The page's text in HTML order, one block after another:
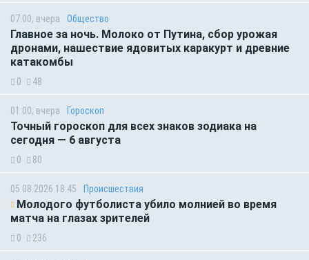
07:00, вчера Общество
Главное за ночь. Молоко от Путина, сбор урожая
дронами, нашествие ядовитых каракурт и древние
катакомбы
0 48
01:00, вчера Гороскоп
Точный гороскоп для всех знаков зодиака на
сегодня — 6 августа
0 80
05.08.2026 18:45 Происшествия
Молодого футболиста убило молнией во время
матча на глазах зрителей
0 236